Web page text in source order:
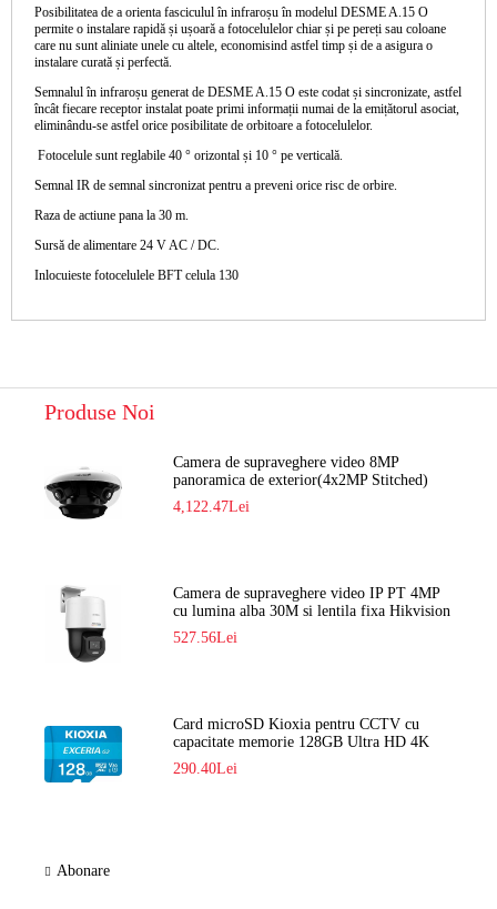
Posibilitatea de a orienta fasciculul în infraroșu în modelul DESME A.15 O
permite o instalare rapidă și ușoară a fotocelulelor chiar și pe pereți sau coloane
care nu sunt aliniate unele cu altele, economisind astfel timp și de a asigura o
instalare curată și perfectă.
Semnalul în infraroșu generat de DESME A.15 O este codat și sincronizate, astfel
încât fiecare receptor instalat poate primi informații numai de la emițătorul asociat,
eliminându-se astfel orice posibilitate de orbitoare a fotocelulelor.
Fotocelule sunt reglabile 40 ° orizontal și 10 ° pe verticală.
Semnal IR de semnal sincronizat pentru a preveni orice risc de orbire.
Raza de actiune pana la 30 m.
Sursă de alimentare 24 V AC / DC.
Inlocuieste fotocelulele BFT celula 130
Produse Noi
Camera de supraveghere video 8MP
panoramica de exterior(4x2MP Stitched)
Navaio NGC-7482PR
4,122.47Lei
Camera de supraveghere video IP PT 4MP
cu lumina alba 30M si lentila fixa Hikvision
DS-2DE2C400SCG-E F1
527.56Lei
Card microSD Kioxia pentru CCTV cu
capacitate memorie 128GB Ultra HD 4K
LMEX2L128GG2
290.40Lei
Abonare